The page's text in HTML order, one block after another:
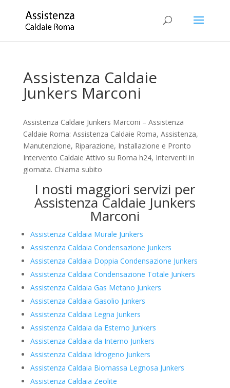
Assistenza Caldaie
Junkers Marconi
Assistenza Caldaie Junkers Marconi – Assistenza
Caldaie Roma: Assistenza Caldaie Roma, Assistenza,
Manutenzione, Riparazione, Installazione e Pronto
Intervento Caldaie Attivo su Roma h24, Interventi in
giornata. Chiama subito
I nosti maggiori servizi per
Assistenza Caldaie Junkers
Marconi
Assistenza Caldaia Murale Junkers
Assistenza Caldaia Condensazione Junkers
Assistenza Caldaia Doppia Condensazione Junkers
Assistenza Caldaia Condensazione Totale Junkers
Assistenza Caldaia Gas Metano Junkers
Assistenza Caldaia Gasolio Junkers
Assistenza Caldaia Legna Junkers
Assistenza Caldaia da Esterno Junkers
Assistenza Caldaia da Interno Junkers
Assistenza Caldaia Idrogeno Junkers
Assistenza Caldaia Biomassa Legnosa Junkers
Assistenza Caldaia Zeolite